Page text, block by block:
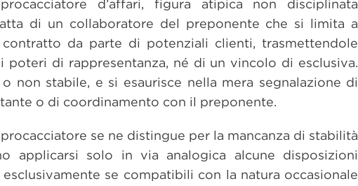
d’affari, figura atipica non disciplinata
di un collaboratore del preponente che si limita a
da parte di potenziali clienti, trasmettendole
poteri di rappresentanza, né di un vincolo di esclusiva.
non stabile, e si esaurisce nella mera segnalazione di
o di coordinamento con il preponente.
se ne distingue per la mancanza di stabilità
applicarsi solo in via analogica alcune disposizioni
se compatibili con la natura occasionale